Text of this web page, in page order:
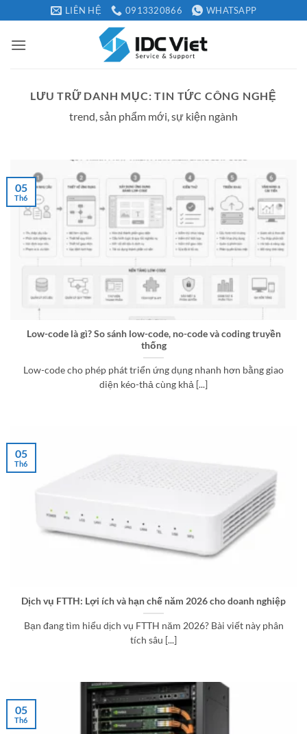
qua
nội
LIÊN HỆ 0913320866 WHATSAPP
LƯU TRỮ DANH MỤC:TIN TỨC CÔNG NGHỆ
trend, sản phẩm mới, sự kiện ngành
Low-code là gì? So sánh low-code, no-code và coding truyền
thống
Low-code cho phép phát triển ứng dụng nhanh hơn bằng giao
diện kéo-thả cùng khả [...]
05
Th6
Dịch vụ FTTH: Lợi ích và hạn chế năm 2026 cho doanh nghiệp
Bạn đang tìm hiểu dịch vụ FTTH năm 2026? Bài viết này phân
tích sâu [...]
05
Th6
05
Th6